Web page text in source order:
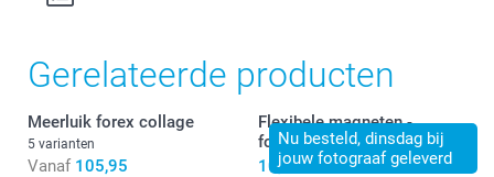
Gerelateerde producten
Meerluik forex collage
5 varianten
Vanaf 105,95
Nu besteld, dinsdag bij
jouw fotograaf geleverd
Flexibele magneten -
fotostrip
10,50